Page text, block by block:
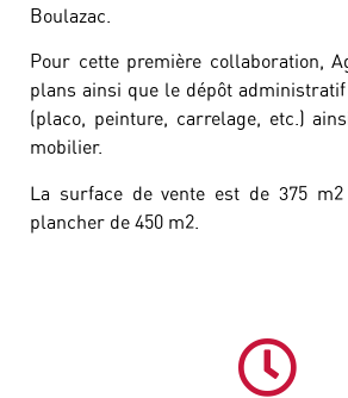
Boulazac.
Pour cette première collaboration,
plans ainsi que le dépôt
(placo, peinture, carrelage, etc.)
mobilier.
La surface de vente est de 375
plancher de 450 m2.